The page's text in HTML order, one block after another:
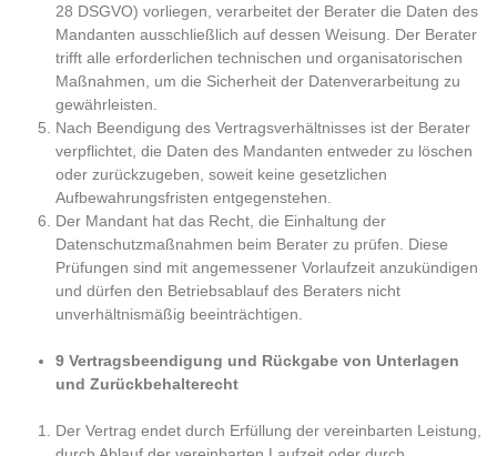
28 DSGVO) vorliegen, verarbeitet der Berater die Daten des
Mandanten ausschließlich auf dessen Weisung. Der Berater
trifft alle erforderlichen technischen und organisatorischen
Maßnahmen, um die Sicherheit der Datenverarbeitung zu
gewährleisten.
Nach Beendigung des Vertragsverhältnisses ist der Berater
verpflichtet, die Daten des Mandanten entweder zu löschen
oder zurückzugeben, soweit keine gesetzlichen
Aufbewahrungsfristen entgegenstehen.
Der Mandant hat das Recht, die Einhaltung der
Datenschutzmaßnahmen beim Berater zu prüfen. Diese
Prüfungen sind mit angemessener Vorlaufzeit anzukündigen
und dürfen den Betriebsablauf des Beraters nicht
unverhältnismäßig beeinträchtigen.
9 Vertragsbeendigung und Rückgabe von Unterlagen
und Zurückbehalterecht
Der Vertrag endet durch Erfüllung der vereinbarten Leistung,